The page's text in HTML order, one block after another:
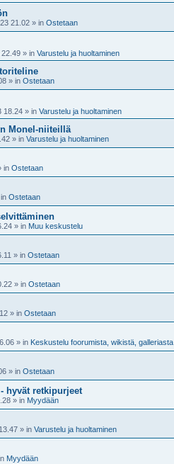
21.02 » in Ostetaan
22.49 » in Varustelu ja huoltaminen
» in Ostetaan
18.24 » in Varustelu ja huoltaminen
Monel-niiteillä
» in Varustelu ja huoltaminen
in Ostetaan
Ostetaan
» in Muu keskustelu
» in Ostetaan
» in Ostetaan
» in Ostetaan
» in Keskustelu foorumista, wikistä, galleriasta
» in Ostetaan
hyvät retkipurjeet
» in Myydään
» in Varustelu ja huoltaminen
Myydään